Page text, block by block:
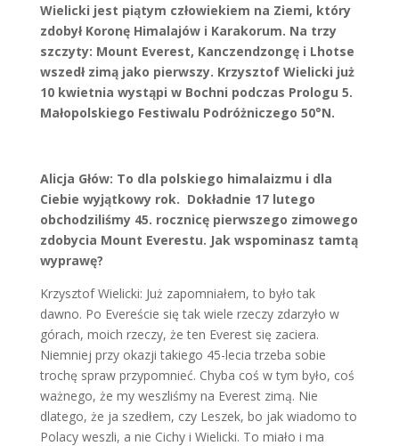
Wielicki jest piątym człowiekiem na Ziemi, który
zdobył Koronę Himalajów i Karakorum. Na trzy
szczyty: Mount Everest, Kanczendzongę i Lhotse
wszedł zimą jako pierwszy. Krzysztof Wielicki już
10 kwietnia wystąpi w Bochni podczas Prologu 5.
Małopolskiego Festiwalu Podróżniczego 50°N.
Alicja Głów: To dla polskiego himalaizmu i dla
Ciebie wyjątkowy rok. Dokładnie 17 lutego
obchodziliśmy 45. rocznicę pierwszego zimowego
zdobycia Mount Everestu. Jak wspominasz tamtą
wyprawę?
Krzysztof Wielicki: Już zapomniałem, to było tak
dawno. Po Evereście się tak wiele rzeczy zdarzyło w
górach, moich rzeczy, że ten Everest się zaciera.
Niemniej przy okazji takiego 45-lecia trzeba sobie
trochę spraw przypomnieć. Chyba coś w tym było, coś
ważnego, że my weszliśmy na Everest zimą. Nie
dlatego, że ja szedłem, czy Leszek, bo jak wiadomo to
Polacy weszli, a nie Cichy i Wielicki. To miało i ma